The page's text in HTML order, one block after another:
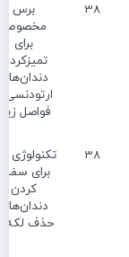
38
برس
مخصوص
برای
تمیزکردن
دندان‌های
ارتودنسی
فواصل
38
برای
کردن
دندان‌ها و
حذف